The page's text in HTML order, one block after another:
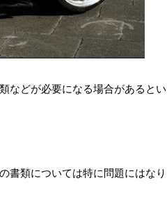
などが必要になる場合があるとい
書類については特に問題にはなり